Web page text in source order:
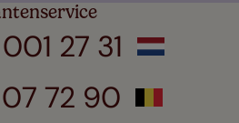
27 31
72 90